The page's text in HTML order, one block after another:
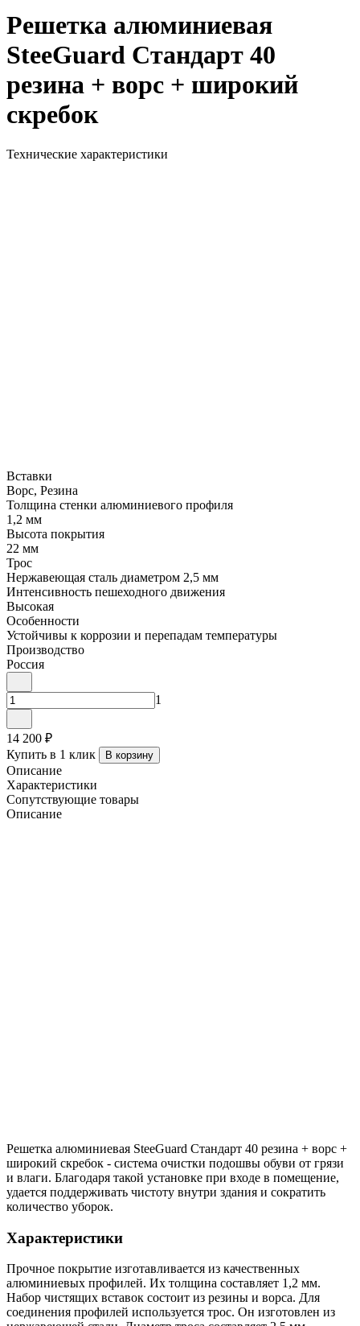
Решетка алюминиевая
SteeGuard Стандарт 40
резина + ворс + широкий
скребок
Технические характеристики
Вставки
Ворс, Резина
Толщина стенки алюминиевого профиля
1,2 мм
Высота покрытия
22 мм
Трос
Нержавеющая сталь диаметром 2,5 мм
Интенсивность пешеходного движения
Высокая
Особенности
Устойчивы к коррозии и перепадам температуры
Производство
Россия
1
14 200 ₽
Купить в 1 клик
В корзину
Описание
Характеристики
Сопутствующие товары
Описание
Решетка алюминиевая SteeGuard Стандарт 40 резина + ворс +
широкий скребок - система очистки подошвы обуви от грязи
и влаги. Благодаря такой установке при входе в помещение,
удается поддерживать чистоту внутри здания и сократить
количество уборок.
Характеристики
Прочное покрытие изготавливается из качественных
алюминиевых профилей. Их толщина составляет 1,2 мм.
Набор чистящих вставок состоит из резины и ворса. Для
соединения профилей используется трос. Он изготовлен из